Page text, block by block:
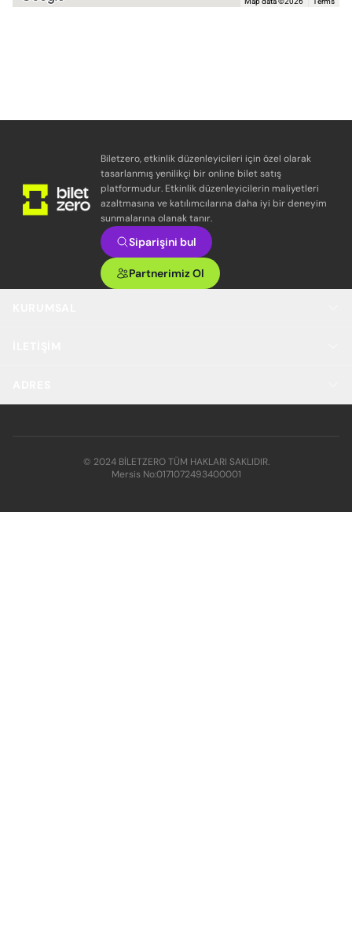
Biletzero, etkinlik düzenleyicileri için özel olarak
tasarlanmış yenilikçi bir online bilet satış
platformudur. Etkinlik düzenleyicilerin maliyetleri
azaltmasına ve katılımcılarına daha iyi bir deneyim
sunmalarına olanak tanır.
Siparişini bul
Partnerimiz Ol
© 2024 BİLETZERO TÜM HAKLARI SAKLIDIR.
Mersis No:0171072493400001